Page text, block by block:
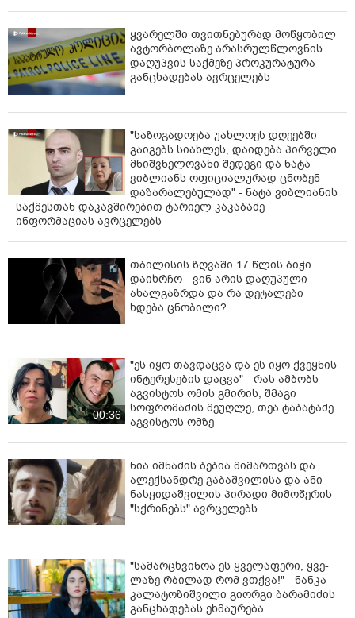
ყვარელში თვითნებურად მოწყობილ
ავტორბოლაზე არასრულწლოვნის
დაღუპვის საქმეზე პროკურატურა
განცხადებას ავრცელებს
"საზოგადოება უახლოეს დღეებში
გაიგებს სიახლეს, დაიდება პირველი
მნიშვნელოვანი შედეგი და ნატა
ვიბლიანს ოფიციალურად ცნობენ
დაზარალებულად" - ნატა ვიბლიანის
საქმესთან დაკავშირებით ტარიელ კაკაბაძე
ინფორმაციას ავრცელებს
თბილისის ზღვაში 17 წლის ბიჭი
დაიხრჩო - ვინ არის დაღუპული
ახალგაზრდა და რა დეტალები
ხდება ცნობილი?
00:36
"ეს იყო თავდაცვა და ეს იყო ქვეყნის
ინტერესების დაცვა" - რას ამბობს
აგვისტოს ომის გმირის, შმაგი
სოფრომაძის მეუღლე, თეა ტაბატაძე
აგვისტოს ომზე
ნია იმნაძის ბებია მიმართვას და
ალექსანდრე გაბაშვილისა და ანი
ნასყიდაშვილის პირადი მიმოწერის
"სქრინებს" ავრცელებს
"სა­მარ­ცხვი­ნოა ეს ყვე­ლა­ფე­რი, ყვე­
ლა­ზე რბი­ლად რომ ვთქვა!" - ნანკა
კალატოზიშვილი გიორგი ბარამიძის
განცხადებას ეხმაურება